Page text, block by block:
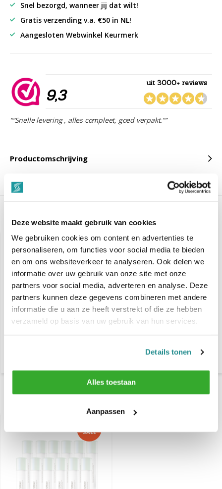
Deze website maakt gebruik van cookies
We gebruiken cookies om content en advertenties te
personaliseren, om functies voor social media te bieden
en om ons websiteverkeer te analyseren. Ook delen we
informatie over uw gebruik van onze site met onze
partners voor social media, adverteren en analyse. Deze
partners kunnen deze gegevens combineren met andere
informatie die u aan ze heeft verstrekt of die ze hebben
verzameld op basis van uw gebruik van hun services.
Details tonen
Alles toestaan
Aanpassen
Snel bezorgd, wanneer jij dat wilt!
Gratis verzending v.a. €50 in NL!
Aangesloten Webwinkel Keurmerk
9,3
uit 3000+ reviews
““Snelle levering , alles compleet, goed verpakt.””
Productomschrijving
Reviews
Gerelateerde producten
KIS Shaper 100ml KIS Root Volumizer 200
€ 14,90
SALE